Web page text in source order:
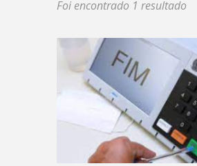
Foi encontrado 1 resultado